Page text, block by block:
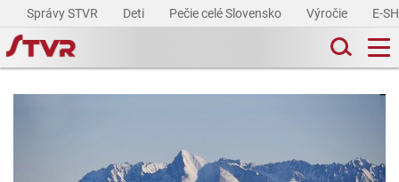
Správy STVR Deti Pečie celé Slovensko Výročie E-